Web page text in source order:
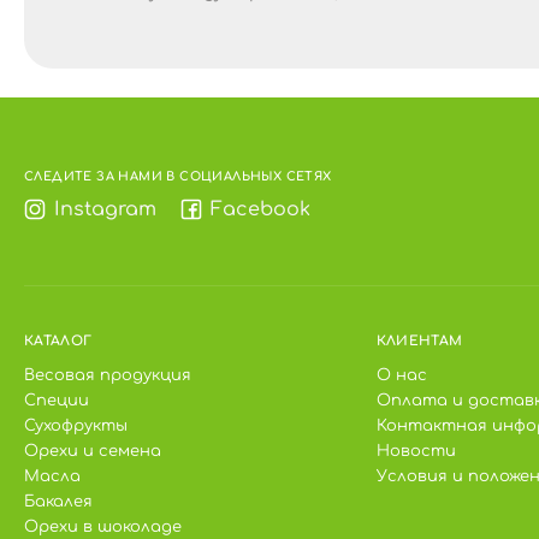
СЛЕДИТЕ ЗА НАМИ В СОЦИАЛЬНЫХ СЕТЯХ
Instagram Facebook
КАТАЛОГ
Весовая продукция
Специи
Сухофрукты
Орехи и семена
Масла
Бакалея
Орехи в шоколаде
КЛИЕНТАМ
О нас
Оплата и
Контактная
Новости
Условия и